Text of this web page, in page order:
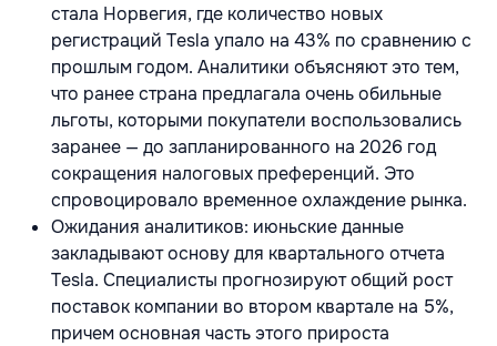
стала Норвегия, где количество новых
регистраций Tesla упало на 43% по сравнению с
прошлым годом. Аналитики объясняют это тем,
что ранее страна предлагала очень обильные
льготы, которыми покупатели воспользовались
заранее — до запланированного на 2026 год
сокращения налоговых преференций. Это
спровоцировало временное охлаждение рынка.
Ожидания аналитиков: июньские данные
закладывают основу для квартального отчета
Tesla. Специалисты прогнозируют общий рост
поставок компании во втором квартале на 5%,
причем основная часть этого прироста